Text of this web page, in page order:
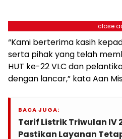
close
“Kami berterima kasih
serta pihak yang telah
HUT ke-22 VLC dan
dengan lancar,” kata Aan
BACA JUGA:
Tarif Listrik Triwulan IV
Pastikan Layanan